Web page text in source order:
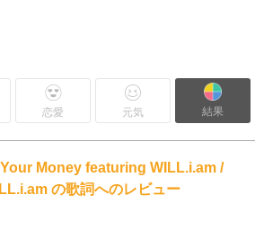
恋愛 元気 結果
Money featuring WILL.i.am /
の歌詞へのレビュー